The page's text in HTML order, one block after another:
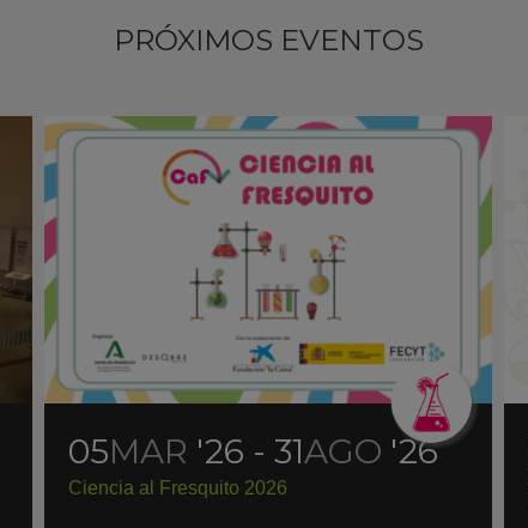
PRÓXIMOS EVENTOS
05MAR '26 - 31AGO '26
Ciencia al Fresquito 2026